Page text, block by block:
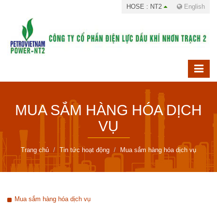
HOSE : NT2 English
MUA SẮM HÀNG HÓA DỊCH
VỤ
Trang chủ Tin tức hoạt động Mua sắm hàng hóa dịch vụ
Mua sắm hàng hóa dịch vụ